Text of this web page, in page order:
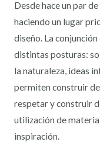
Desde hace un par
haciendo un lugar
diseño. La
distintas posturas:
la naturaleza, ideas
permiten construir
respetar y construir
utilización de
inspiración.